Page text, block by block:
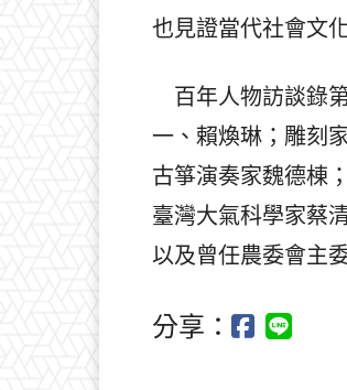
也見證當代社會文
百年人物訪談錄
一、賴煥琳；雕刻
古箏演奏家魏德棟
臺灣大氣科學家蔡
以及曾任農委會主
分享：